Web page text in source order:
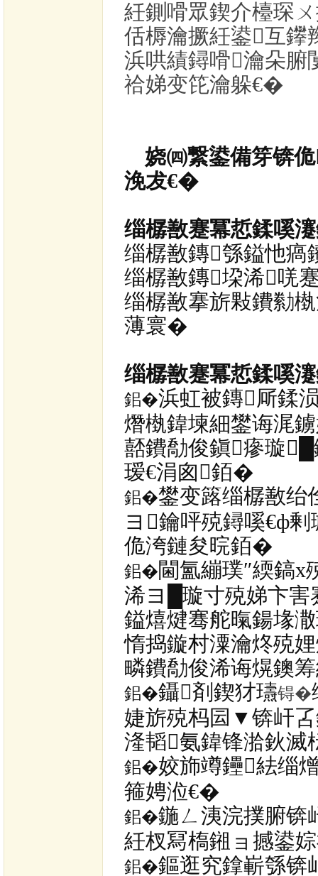
紝鍘嗗眾鍥介檯琛
佸槈瀹撅紝鍙互鑻
浜哄績鐞嗗瀹朵腑
祫娣变笓瀹躲€�
娆㈣繋鍙備笌锛
浼犮€�
缁樼敾蹇冪悊鍒嗘
缁樼敾鏄綔鎰忚
缁樼敾鏄垜浠唴
缁樼敾搴旂敤鐨勬
薄寰�
缁樼敾蹇冪悊鍒嗘
鈻�浜虹被鏄厛鍒
熸槸鍏堜細鐢诲浘
嚭鐨勪俊鎭瘮璇
瑷€涓囪銆�
鈻�鐢变簬缁樼敾绐
ヨ鑰呯殑鐞嗘€ф
佹洿鏈夋晥銆�
鈻�閫氳繃璞″緛鎬
浠ヨ█璇寸殑娣卞
鎰熺煡骞舵暣鍚堟
惰捣鏇村潥瀹炵殑
疄鐨勪俊浠诲熀鐭
鈻�鑷剤鍥犲瓙锝�
婕旂殑杩囩▼锛屽叾
湰韬氨鍏锋湁鈥滅
鈻�姣斾竴鑸紶缁
箍娉涖€�
鈻�鍦ㄥ洟浣撲腑锛
紝杈冩槗鎺ョ撼鍙
鈻�鏂逛究鎿嶄綔锛